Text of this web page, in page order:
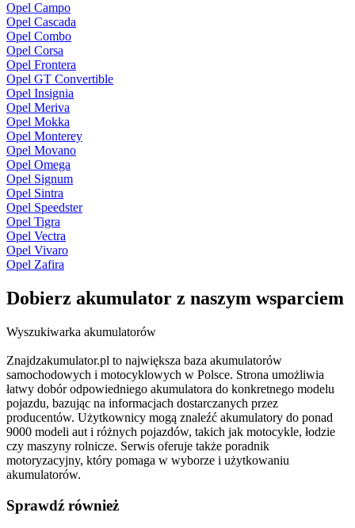
Opel Campo
Opel Cascada
Opel Combo
Opel Corsa
Opel Frontera
Opel GT Convertible
Opel Insignia
Opel Meriva
Opel Mokka
Opel Monterey
Opel Movano
Opel Omega
Opel Signum
Opel Sintra
Opel Speedster
Opel Tigra
Opel Vectra
Opel Vivaro
Opel Zafira
Dobierz akumulator z naszym wsparciem
Wyszukiwarka akumulatorów
Znajdzakumulator.pl to największa baza akumulatorów
samochodowych i motocyklowych w Polsce. Strona umożliwia
łatwy dobór odpowiedniego akumulatora do konkretnego modelu
pojazdu, bazując na informacjach dostarczanych przez
producentów. Użytkownicy mogą znaleźć akumulatory do ponad
9000 modeli aut i różnych pojazdów, takich jak motocykle, łodzie
czy maszyny rolnicze. Serwis oferuje także poradnik
motoryzacyjny, który pomaga w wyborze i użytkowaniu
akumulatorów.
Sprawdź również